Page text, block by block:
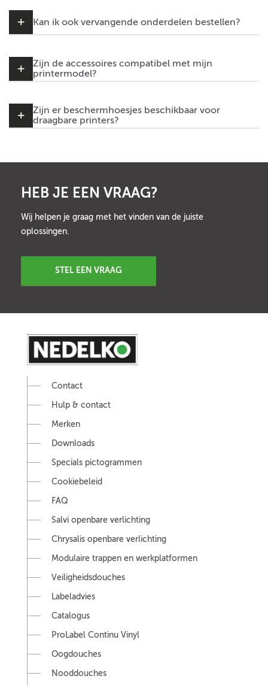
Kan ik ook vervangende onderdelen bestellen?
Zijn de accessoires compatibel met mijn
printermodel?
Zijn er beschermhoesjes beschikbaar voor
draagbare printers?
HEB JE EEN VRAAG?
Wij helpen je graag met het vinden van de juiste
oplossingen.
STEL EEN VRAAG
Contact
Hulp & contact
Merken
Downloads
Specials pictogrammen
Cookiebeleid
FAQ
Salvi openbare verlichting
Chrysalis openbare verlichting
Modulaire trappen en werkplatformen
Veiligheidsdouches
Labeladvies
Catalogus
ProLabel Continu Vinyl
Oogdouches
Nooddouches